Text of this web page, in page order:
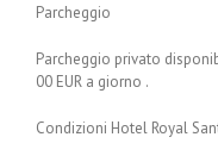
Parcheggio
Parcheggio privato
00 EUR a giorno .
Condizioni Hotel Royal